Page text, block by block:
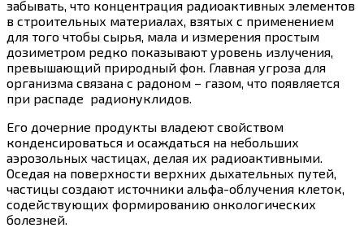
забывать, что концентрация радиоактивных элементов
в строительных материалах, взятых с применением
для того чтобы сырья, мала и измерения простым
дозиметром редко показывают уровень излучения,
превышающий природный фон. Главная угроза для
организма связана с радоном – газом, что появляется
при распаде радионуклидов.
Его дочерние продукты владеют свойством
конденсироваться и осаждаться на небольших
аэрозольных частицах, делая их радиоактивными.
Оседая на поверхности верхних дыхательных путей,
частицы создают источники альфа-облучения клеток,
содействующих формированию онкологических
болезней.